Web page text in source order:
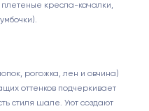
кресла-качалки,
рогожка, лен и овчина)
оттенков подчеркивает
стиля шале. Уют создают